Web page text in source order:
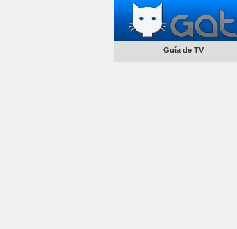
Guía de TV